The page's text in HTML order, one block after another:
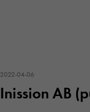
2022-04-06
Inission AB